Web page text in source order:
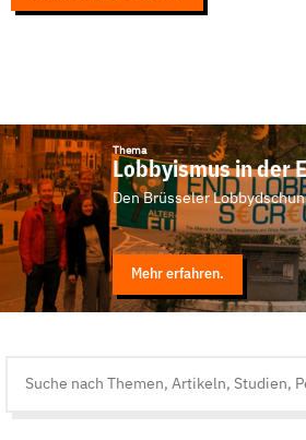
Thema
Lobbyismus in der
Den Brüsseler
Mehr erfahren.